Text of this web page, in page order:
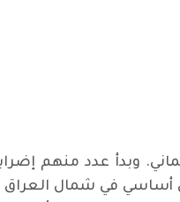
أساسي في شمال